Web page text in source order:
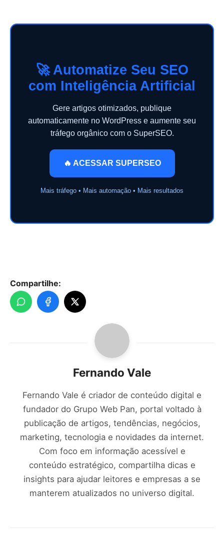
🚀 Automatize Seu SEO
com Inteligência Artificial
Gere artigos otimizados, publique
automaticamente no WordPress e aumente seu
tráfego orgânico com o SuperSEO.
🔥 ACESSAR SUPERSEO
Mais tráfego • Mais automação • Mais resultados
Compartilhe:
Fernando Vale
Fernando Vale é criador de conteúdo digital e
fundador do Grupo Web Pan, portal voltado à
publicação de artigos, tendências, negócios,
marketing, tecnologia e novidades da internet.
Com foco em informação acessível e
conteúdo estratégico, compartilha dicas e
insights para ajudar leitores e empresas a se
manterem atualizados no universo digital.